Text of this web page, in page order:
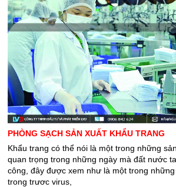
PHÒNG SẠCH SẢN XUẤT KHẨU TRANG
Khẩu trang có thể nói là một trong những
quan trọng trong những ngày mà đất nước
công, đây được xem như là một trong
trong trươc virus,